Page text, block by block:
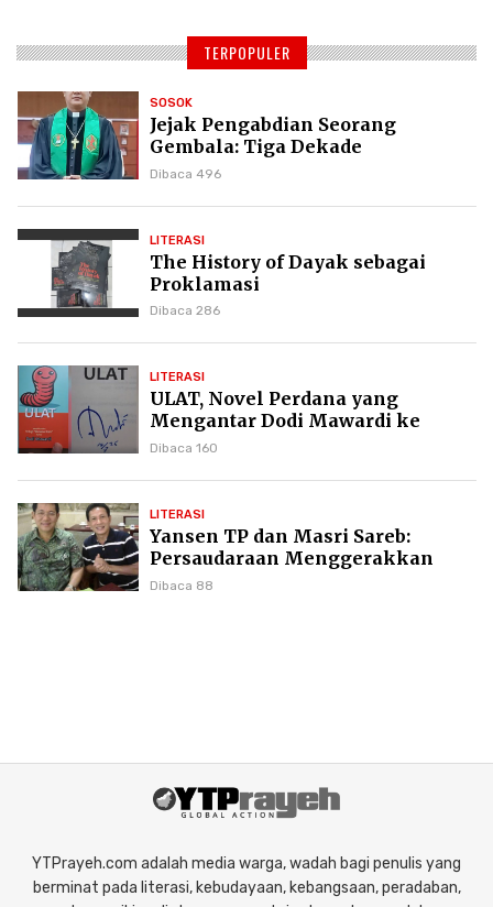
TERPOPULER
SOSOK
Jejak Pengabdian Seorang
Gembala: Tiga Dekade
Kepemimpinan Pdt. Dr. Yulius
Dibaca 496
LITERASI
The History of Dayak sebagai
Proklamasi
Dibaca 286
LITERASI
ULAT, Novel Perdana yang
Mengantar Dodi Mawardi ke
Puncak Karier Kepenulisan
Dibaca 160
LITERASI
Yansen TP dan Masri Sareb:
Persaudaraan Menggerakkan
Literasi Borneo
Dibaca 88
YTPrayeh.com adalah media warga, wadah bagi penulis yang
berminat pada literasi, kebudayaan, kebangsaan, peradaban,